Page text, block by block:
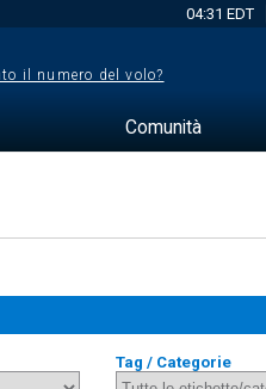
04:31 EDT
il numero del volo?
Comunità
Tag / Categorie